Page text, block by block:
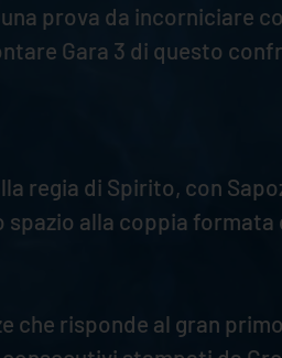
prova da incorniciare
Gara 3 di questo
regia di Spirito, con
alla coppia
che risponde al gran